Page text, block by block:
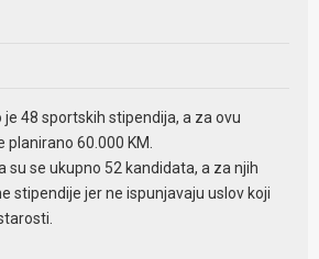
je 48 sportskih stipendija, a za ovu
60.000 KM.
su se ukupno 52 kandidata, a za njih
stipendije jer ne ispunjavaju uslov koji